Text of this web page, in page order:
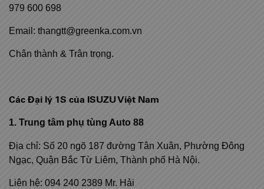
979 600 698
Email: thangtt@greenka.com.vn
Chân thành & Trân trọng.
Các Đại lý 1S của ISUZU Việt Nam
1. Trung tâm phụ tùng Auto 88
Địa chỉ: Số 20 ngõ 187 đường Tân Xuân, Phường Đông
Ngạc, Quận Bắc Từ Liêm, Thành phố Hà Nội.
Liên hệ: 094 240 2389 Mr. Hải